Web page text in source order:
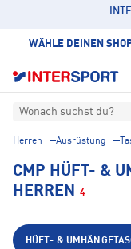
WÄHLE DEINEN
Wonach suchst du?
Herren Ausrüstung
CMP HÜFT- &
HERREN 4
HÜFT- &